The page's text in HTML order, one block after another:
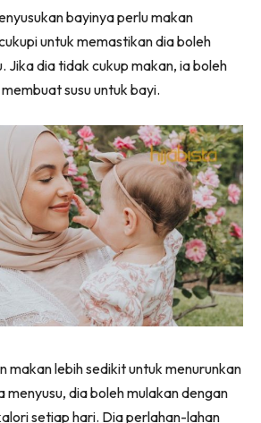
bayinya perlu makan
untuk memastikan dia boleh
Jika dia tidak cukup makan, ia boleh
susu untuk bayi.
makan lebih sedikit untuk menurunkan
menyusu, dia boleh mulakan dengan
setiap hari. Dia perlahan-lahan